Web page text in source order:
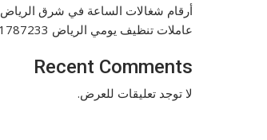
أرقام شغالات الساعة في شرق الرياض 0571787233
عاملات تنظيف يومي الرياض 0571787233
Recent Comments
لا توجد تعليقات للعرض.